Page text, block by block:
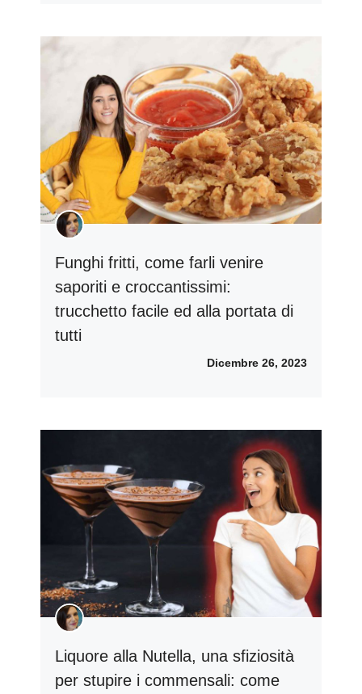
Funghi fritti, come farli venire
saporiti e croccantissimi:
trucchetto facile ed alla portata di
tutti
Dicembre 26, 2023
Liquore alla Nutella, una sfiziosità
per stupire i commensali: come